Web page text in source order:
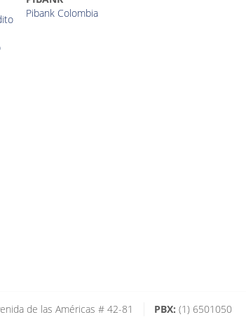
Pibank Colombia
de las Américas # 42-81 PBX: (1) 6501050